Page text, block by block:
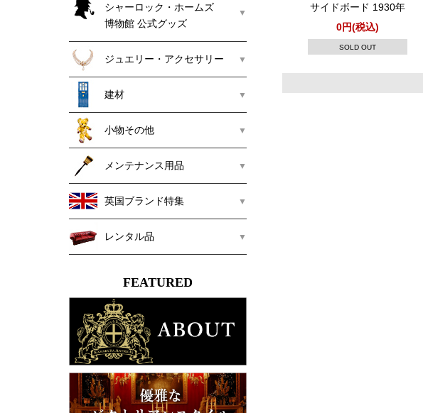
シャーロック・ホームズ
博物館 公式グッズ
ジュエリー・アクセサリー
建材
小物その他
メンテナンス用品
英国ブランド特集
レンタル品
FEATURED
サイドボード 1930年
0円(税込)
SOLD OUT